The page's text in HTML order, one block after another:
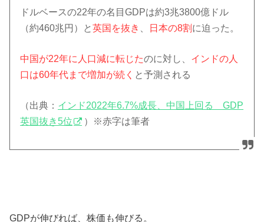
ドルベースの22年の名目GDPは約3兆3800億ドル
（約460兆円）と英国を抜き 日本の8割 に迫った。
中国が22年に人口減に転じたのに対し、 インドの人
口は60年代まで増加が続く と予測される
（出典： インド2022年6.7%成長、中国上回る GDP
英国抜き5位
）※赤字は筆者
GDPが伸びれば、株価も伸びる。